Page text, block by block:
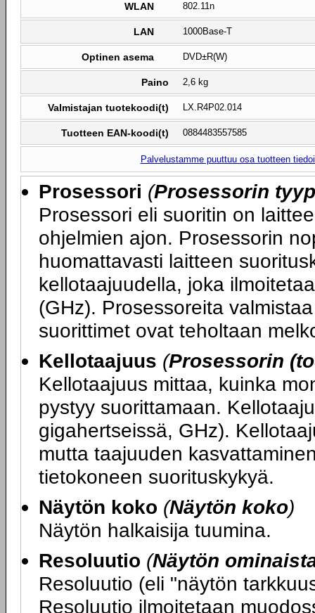
WLAN 802.11n
LAN 1000Base-T
Optinen asema DVD±R(W)
Paino 2,6 kg
Valmistajan tuotekoodi(t) LX.R4P02.014
Tuotteen EAN-koodi(t) 0884483557585
Palvelustamme puuttuu osa tuotteen
Prosessori (Prosessorin
Prosessori eli suoritin on
ohjelmien ajon. Prosessorin
huomattavasti laitteen
kellotaajuudella, joka
(GHz). Prosessoreita
suorittimet ovat teholtaan
Kellotaajuus (Prosessorin
Kellotaajuus mittaa, kuinka
pystyy suorittamaan.
gigahertseissä, GHz).
mutta taajuuden
tietokoneen suorituskykyä.
Näytön koko (Näytön koko)
Näytön halkaisija tuumina.
Resoluutio (Näytön
Resoluutio (eli "näytön
Resoluutio ilmoitetaan